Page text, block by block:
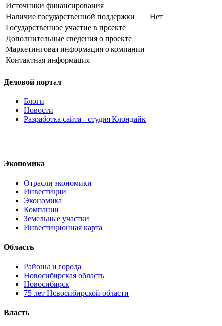
Источники финансирования
Наличие государственной поддержки
Нет
Государственное участие в проекте
Дополнительные сведения о проекте
Маркетинговая информация о компании
Контактная информация
Деловой портал
Блоги
Новости
Разработка сайта - студия Клондайк
Экономика
Отрасли экономики
Инвестиции
Экономика
Компании
Земельные участки
Инвестиционная карта
Область
Районы и города
Новосибирская область
Новосибирск
75 лет Новосибирской области
Власть